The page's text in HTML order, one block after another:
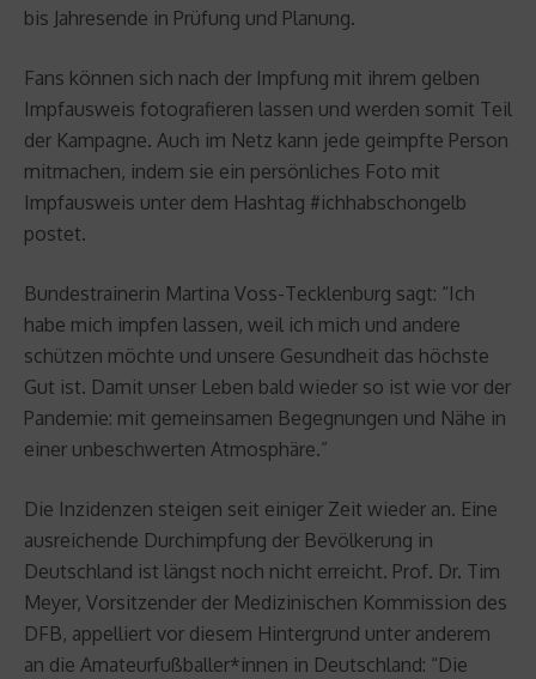
bis Jahresende in Prüfung und Planung.
Fans können sich nach der Impfung mit ihrem gelben
Impfausweis fotografieren lassen und werden somit Teil
der Kampagne. Auch im Netz kann jede geimpfte Person
mitmachen, indem sie ein persönliches Foto mit
Impfausweis unter dem Hashtag #ichhabschongelb
postet.
Bundestrainerin Martina Voss-Tecklenburg sagt: “Ich
habe mich impfen lassen, weil ich mich und andere
schützen möchte und unsere Gesundheit das höchste
Gut ist. Damit unser Leben bald wieder so ist wie vor der
Pandemie: mit gemeinsamen Begegnungen und Nähe in
einer unbeschwerten Atmosphäre.”
Die Inzidenzen steigen seit einiger Zeit wieder an. Eine
ausreichende Durchimpfung der Bevölkerung in
Deutschland ist längst noch nicht erreicht. Prof. Dr. Tim
Meyer, Vorsitzender der Medizinischen Kommission des
DFB, appelliert vor diesem Hintergrund unter anderem
an die Amateurfußballer*innen in Deutschland: “Die